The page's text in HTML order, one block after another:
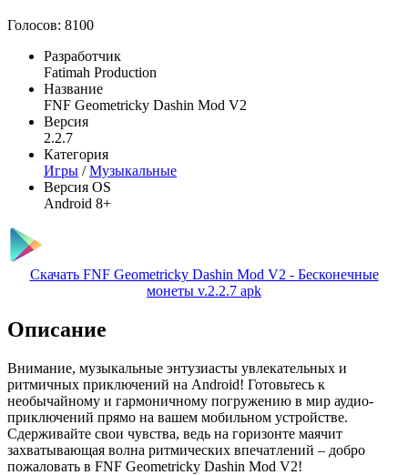
Голосов: 8100
Разработчик
Fatimah Production
Название
FNF Geometricky Dashin Mod V2
Версия
2.2.7
Категория
Игры /Музыкальные
Версия OS
Android 8+
Скачать FNF Geometricky Dashin Mod V2 - Бесконечные
монеты v.2.2.7 apk
Описание
Внимание, музыкальные энтузиасты увлекательных и
ритмичных приключений на Android! Готовьтесь к
необычайному и гармоничному погружению в мир аудио-
приключений прямо на вашем мобильном устройстве.
Сдерживайте свои чувства, ведь на горизонте маячит
захватывающая волна ритмических впечатлений – добро
пожаловать в FNF Geometricky Dashin Mod V2!